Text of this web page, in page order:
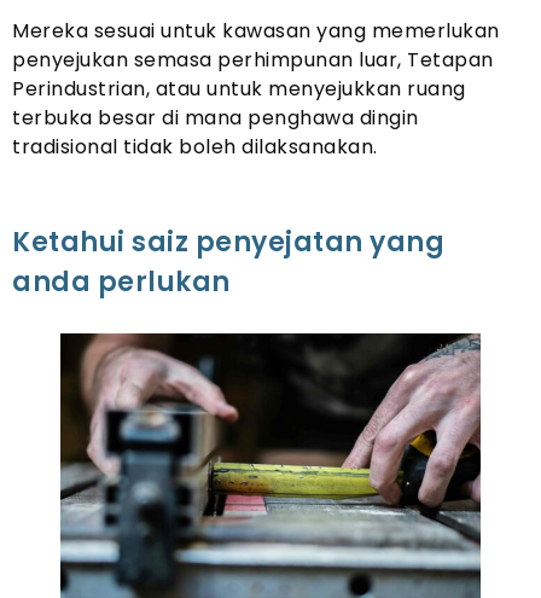
Mereka sesuai untuk kawasan yang memerlukan
penyejukan semasa perhimpunan luar, Tetapan
Perindustrian, atau untuk menyejukkan ruang
terbuka besar di mana penghawa dingin
tradisional tidak boleh dilaksanakan.
Ketahui saiz penyejatan yang
anda perlukan